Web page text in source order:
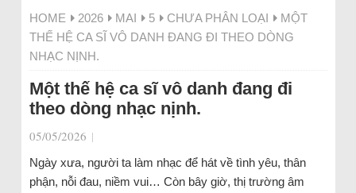
HOME 2026 MAI 5 CHƯA PHÂN LOẠI
MỘT
THẾ HỆ CA SĨ VÔ DANH ĐANG ĐI THEO DÒNG
NHẠC NỊNH.
Một thế hệ ca sĩ vô danh đang đi
theo dòng nhạc nịnh.
05/05/2026 |
Ngày xưa, người ta làm nhạc để hát về tình yêu, thân
phận, nỗi đau, niềm vui… Còn bây giờ, thị trường âm